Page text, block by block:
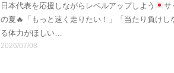
日本代表を応援しながらレベルアップしよう
サ
の夏 🔥 「もっと速く走りたい！」「当たり負け
る体力がほしい…
2026/07/08